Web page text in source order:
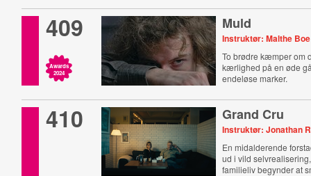
409
Awards
2024
Muld
Instruktør: Malthe Boe
To brødre kæmper om
kærlighed på en øde
endeløse marker.
410 Grand Cru
Instruktør: Jonathan
En midalderende
ud i vild
familieliv begynder at